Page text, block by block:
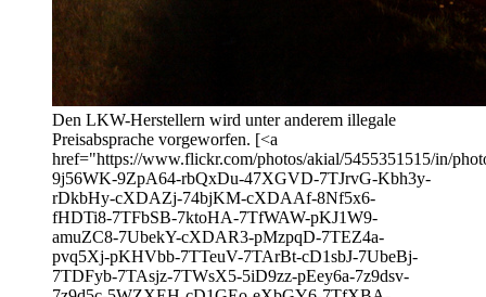
Den LKW-Herstellern wird unter anderem illegale
Preisabsprache vorgeworfen. [<a
href="https://www.flickr.com/photos/akial/5455351515/in/
9j56WK-9ZpA64-rbQxDu-47XGVD-7TJrvG-Kbh3y-
rDkbHy-cXDAZj-74bjKM-cXDAAf-8Nf5x6-
fHDTi8-7TFbSB-7ktoHA-7TfWAW-pKJ1W9-
amuZC8-7UbekY-cXDAR3-pMzpqD-7TEZ4a-
pvq5Xj-pKHVbb-7TTeuV-7TArBt-cD1sbJ-7UbeBj-
7TDFyb-7TAsjz-7TWsX5-5iD9zz-pEey6a-7z9dsv-